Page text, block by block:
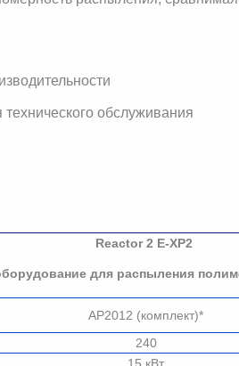
обслуживания
Reactor 2 E-XP2
для распыления
AP2012 (комплект)*
240